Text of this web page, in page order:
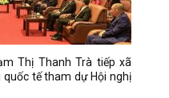
Thị Thanh Trà tiếp xã
tế tham dự Hội nghị